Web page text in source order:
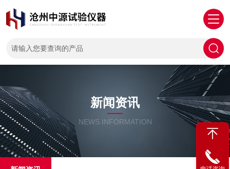
新闻资讯
NEWS INFORMATION